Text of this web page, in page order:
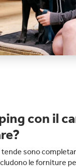
con il
sono
le forniture